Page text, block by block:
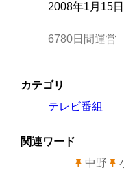
2008年1月15日
6780日間運営
カテゴリ
テレビ番組
関連ワード
中野